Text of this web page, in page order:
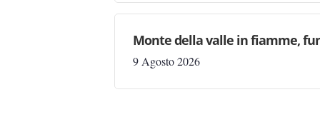
Monte della valle in fiamme,
9 Agosto 2026